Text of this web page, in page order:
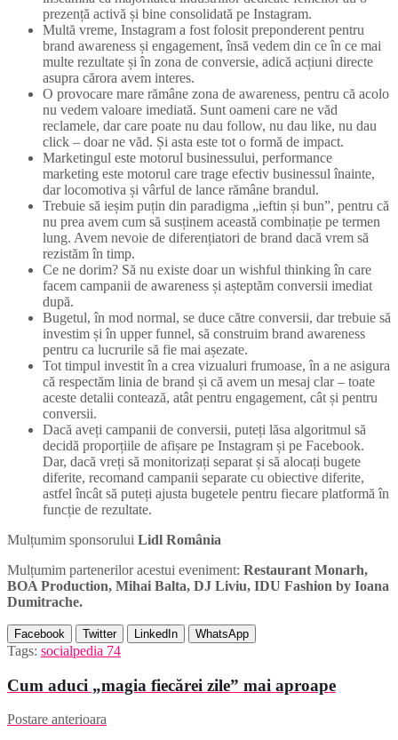
prezență activă și bine consolidată pe Instagram.
Multă vreme, Instagram a fost folosit preponderent pentru
brand awareness și engagement, însă vedem din ce în ce mai
multe rezultate și în zona de conversie, adică acțiuni directe
asupra cărora avem interes.
O provocare mare rămâne zona de awareness, pentru că acolo
nu vedem valoare imediată. Sunt oameni care ne văd
reclamele, dar care poate nu dau follow, nu dau like, nu dau
click – doar ne văd. Și asta este tot o formă de impact.
Marketingul este motorul businessului, performance
marketing este motorul care trage efectiv businessul înainte,
dar locomotiva și vârful de lance rămâne brandul.
Trebuie să ieșim puțin din paradigma „ieftin și bun”, pentru că
nu prea avem cum să susținem această combinație pe termen
lung. Avem nevoie de diferențiatori de brand dacă vrem să
rezistăm în timp.
Ce ne dorim? Să nu existe doar un wishful thinking în care
facem campanii de awareness și așteptăm conversii imediat
după.
Bugetul, în mod normal, se duce către conversii, dar trebuie să
investim și în upper funnel, să construim brand awareness
pentru ca lucrurile să fie mai așezate.
Tot timpul investit în a crea vizualuri frumoase, în a ne asigura
că respectăm linia de brand și că avem un mesaj clar – toate
aceste detalii contează, atât pentru engagement, cât și pentru
conversii.
Dacă aveți campanii de conversii, puteți lăsa algoritmul să
decidă proporțiile de afișare pe Instagram și pe Facebook.
Dar, dacă vreți să monitorizați separat și să alocați bugete
diferite, recomand campanii separate cu obiective diferite,
astfel încât să puteți ajusta bugetele pentru fiecare platformă în
funcție de rezultate.
Mulțumim sponsorului Lidl România
Mulțumim partenerilor acestui eveniment: Restaurant Monarh,
BOA Production, Mihai Balta, DJ Liviu, IDU Fashion by Ioana
Dumitrache.
Facebook Twitter LinkedIn WhatsApp
Tags: socialpedia 74
Cum aduci „magia fiecărei zile” mai aproape
Postare anterioara